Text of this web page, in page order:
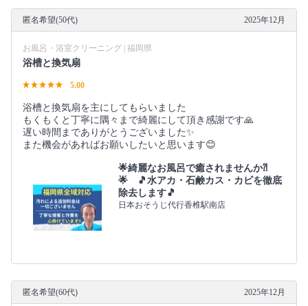
匿名希望(50代) 2025年12月
お風呂・浴室クリーニング | 福岡県
浴槽と換気扇
5.00
浴槽と換気扇を主にしてもらいました
もくもくと丁寧に隅々まで綺麗にして頂き感謝です🙏
遅い時間までありがとうございました✨
また機会があればお願いしたいと思います😊
🌟綺麗なお風呂で癒されませんか⁈
🌟 🎵水アカ・石鹸カス・カビを徹底
除去します🎵
日本おそうじ代行香椎駅南店
匿名希望(60代) 2025年12月